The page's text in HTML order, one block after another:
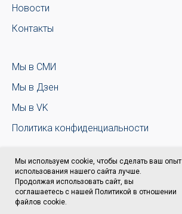
Мы используем cookie, чтобы сделать ваш опыт
использования нашего сайта лучше.
Продолжая использовать сайт, вы
соглашаетесь с нашей Политикой в отношении
файлов cookie.
Новости
Контакты
Мы в СМИ
Мы в Дзен
Мы в VK
Политика конфиденциальности